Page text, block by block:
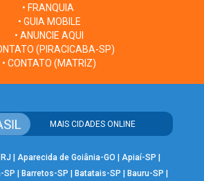
• FRANQUIA
• GUIA MOBILE
• ANUNCIE AQUI
(PIRACICABA-SP)
• CONTATO (MATRIZ)
MAIS CIDADES ONLINE
Aparecida de Goiânia-GO Apiaí-SP
SP Barretos-SP Batatais-SP Bauru-SP